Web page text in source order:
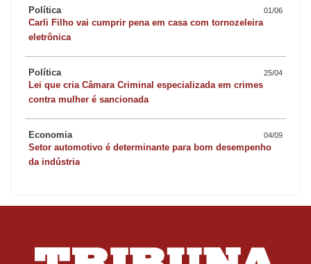
Política 01/06
Carli Filho vai cumprir pena em casa com tornozeleira
eletrônica
Política 25/04
Lei que cria Câmara Criminal especializada em crimes
contra mulher é sancionada
Economia 04/09
Setor automotivo é determinante para bom desempenho
da indústria